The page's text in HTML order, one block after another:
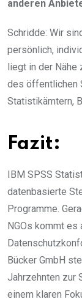
anderen
Schridde: Wir
persönlich,
liegt in der
des öffentlichen
Statistikämtern,
Fazit:
IBM SPSS
datenbasierte
Programme.
NGOs kommt
Bücker GmbH
Jahrzehnten zur
einem klaren